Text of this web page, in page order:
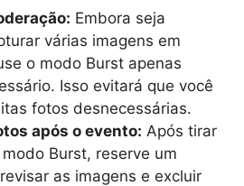
Embora seja
várias imagens em
o modo Burst apenas
Isso evitará que você
fotos desnecessárias.
após o evento: Após tirar
Burst, reserve um
as imagens e excluir